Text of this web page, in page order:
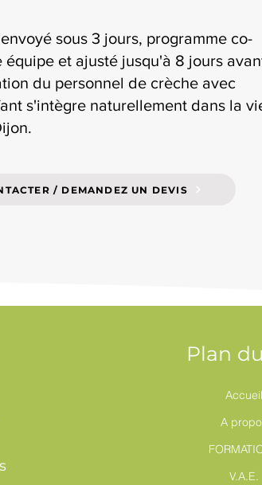
sous 3 jours, programme co-
équipe et ajusté jusqu'à 8 jours
du personnel de crèche avec
s'intègre naturellement dans la
/ DEMANDEZ UN DEVIS
Plan
Accueil
A
V.A.E.